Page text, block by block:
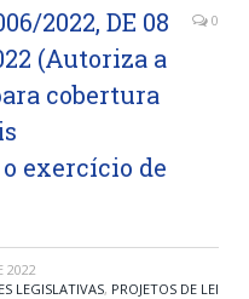
2022, DE 08
(Autoriza a
cobertura
exercício de
0
2022
LEGISLATIVAS, PROJETOS DE LEI